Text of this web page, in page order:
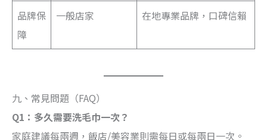
品牌保
障
一般店家 在地專業品牌，口碑信賴
九、常見問題（FAQ）
Q1：多久需要洗毛巾一次？
家庭建議每兩週，飯店/美容業則需每日或每兩日一次。